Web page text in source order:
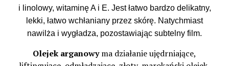
i linolowy, witaminę A i E. Jest łatwo bardzo delikatny,
lekki, łatwo wchłaniany przez skórę. Natychmiast
nawilża i wygładza, pozostawiając subtelny film.
Olejek arganowyma działanie ujędrniające,